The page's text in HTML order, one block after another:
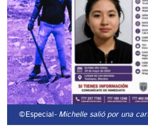
©Especial- Michelle salió por una